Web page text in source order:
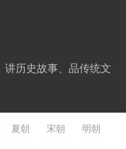
讲历史故事、品传统文
夏朝 宋朝
明朝